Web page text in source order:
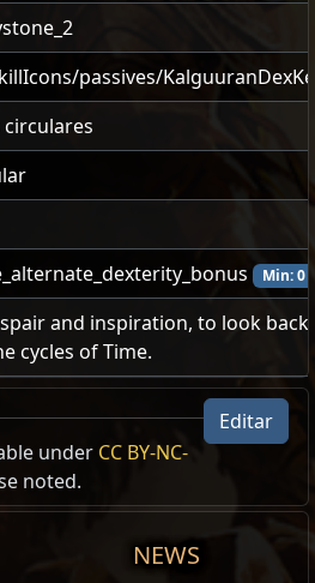
passives/
circulares
Min: 0
and inspiration, to look
cycles of Time.
con la guadaña
circulares
bonificación inherente de la
un 1% por cada 2 de destreza
Editar
under CC BY-NC-
noted.
NEWS